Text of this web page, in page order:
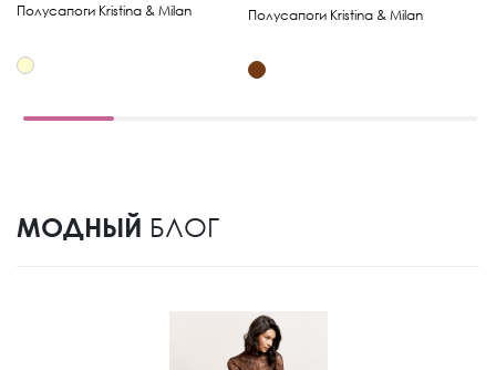
Полусапоги Kristina & Milan Полусапоги Kristina & Milan
МОДНЫЙ БЛОГ